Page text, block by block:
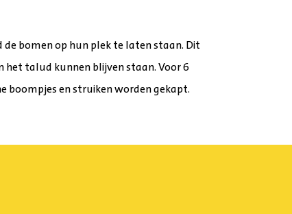
bomen op hun plek te laten staan. Dit
het talud kunnen blijven staan. Voor 6
boompjes en struiken worden gekapt.